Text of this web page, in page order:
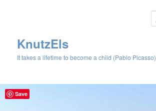
KnutzEls
It takes a lifetime to become a child (Pablo Picasso)
Save